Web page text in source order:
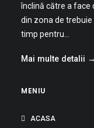
înclină către a face
din zona de
timp pentru…
Mai multe detalii →
MENIU
ACASA